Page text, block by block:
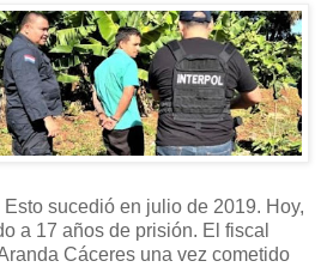
sucedió en julio de 2019. Hoy,
a 17 años de prisión. El fiscal
Cáceres una vez cometido